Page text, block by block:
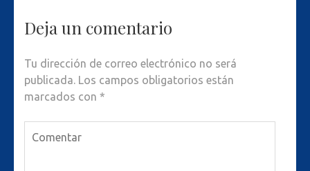
Deja un comentario
Tu dirección de correo electrónico no será
publicada. Los campos obligatorios están
marcados con *